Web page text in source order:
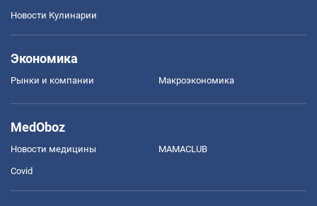
Новости Кулинарии
Экономика
Рынки и компании Mакроэкономика
MedOboz
Новости медицины MAMACLUB
Covid